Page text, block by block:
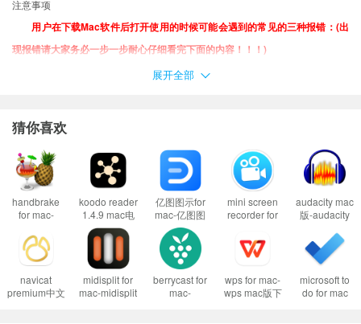
注意事项
用户在下载Mac软件后打开使用的时候可能会遇到的常见的三种报错：(出
现报错请大家务必一步一步耐心仔细看完下面的内容！！！)
XX软件已损坏，无法打开，你应该将它移到废纸篓
当你遇到上述问题的时候：
1、首先这样设置试试：
开启任何来源
到这里一般情况下应用都可以运行了。
然而有的应用开启了任何来源还是不行，这是因为苹果进一步收缩了对未
签名应用的权限，这时候就需要通过过“终端”执行命令行代码来绕过应用签名认
证。
2、执行命令绕过苹果的公证Gatekeeper：
Mac打开应用提示已损坏怎么办
Mac安装软件时提示已损坏怎么办
展开全部
猜你喜欢
handbrake
for mac-
mac下载
v1.4.1
koodo reader
1.4.9 mac电
子书管理阅读
工具
亿图图示for
mac-亿图图
示mac版下载
v10.1.5
mini screen
recorder for
screen
recorder mac
audacity mac
版-audacity
v3.2.0.0
navicat
premium中文
midisplit for
mac-midisplit
berrycast for
mac-
wps for mac-
wps mac版下
microsoft to
do for mac